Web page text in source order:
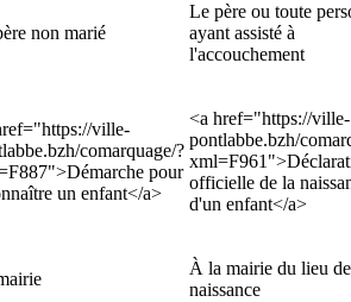
non marié
Le père ou toute
ayant assisté à
l'accouchement
ville-
comarquage/?
pour
un enfant</a>
<a href="https://ville-
pontlabbe.bzh/
officielle de la
d'un enfant</a>
À la mairie du lieu de
naissance